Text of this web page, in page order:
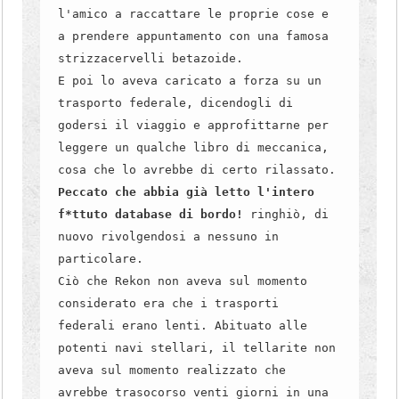
l'amico a raccattare le proprie cose e
a prendere appuntamento con una famosa
strizzacervelli betazoide.
E poi lo aveva caricato a forza su un
trasporto federale, dicendogli di
godersi il viaggio e approfittarne per
leggere un qualche libro di meccanica,
cosa che lo avrebbe di certo rilassato.
Peccato che abbia già letto l'intero
f*ttuto database di bordo!
ringhiò, di
nuovo rivolgendosi a nessuno in
particolare.
Ciò che Rekon non aveva sul momento
considerato era che i trasporti
federali erano lenti. Abituato alle
potenti navi stellari, il tellarite non
aveva sul momento realizzato che
avrebbe trasocorso venti giorni in una